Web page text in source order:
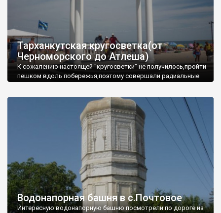
Тарханкутская кругосветка(от
Черноморского до Атлеша)
К сожалению настоящей "кругосветки" не получилось,пройти
пешком вдоль побережья,поэтому совершали радиальные
Водонапорная башня в с.Почтовое
Интересную водонапорную башню посмотрели по дороге из